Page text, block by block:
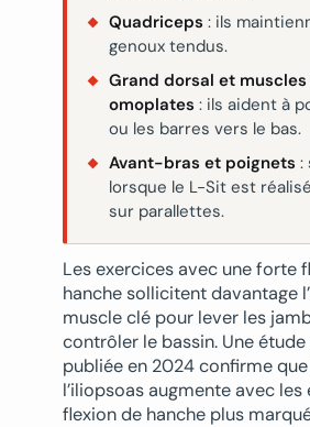
Quadriceps : ils
genoux tendus.
Grand dorsal et
omoplates : ils aident à
ou les barres vers le bas.
Avant-bras et poignets :
lorsque le L-Sit est
sur parallettes.
Les exercices avec une forte
hanche sollicitent davantage
muscle clé pour lever les
contrôler le bassin. Une étude
publiée en 2024 confirme
l’iliopsoas augmente avec les
flexion de hanche plus